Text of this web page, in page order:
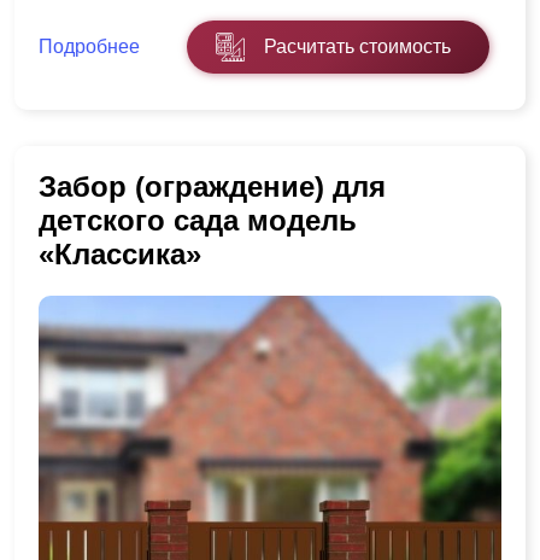
Подробнее Расчитать стоимость
Забор (ограждение) для
детского сада модель
«Классика»